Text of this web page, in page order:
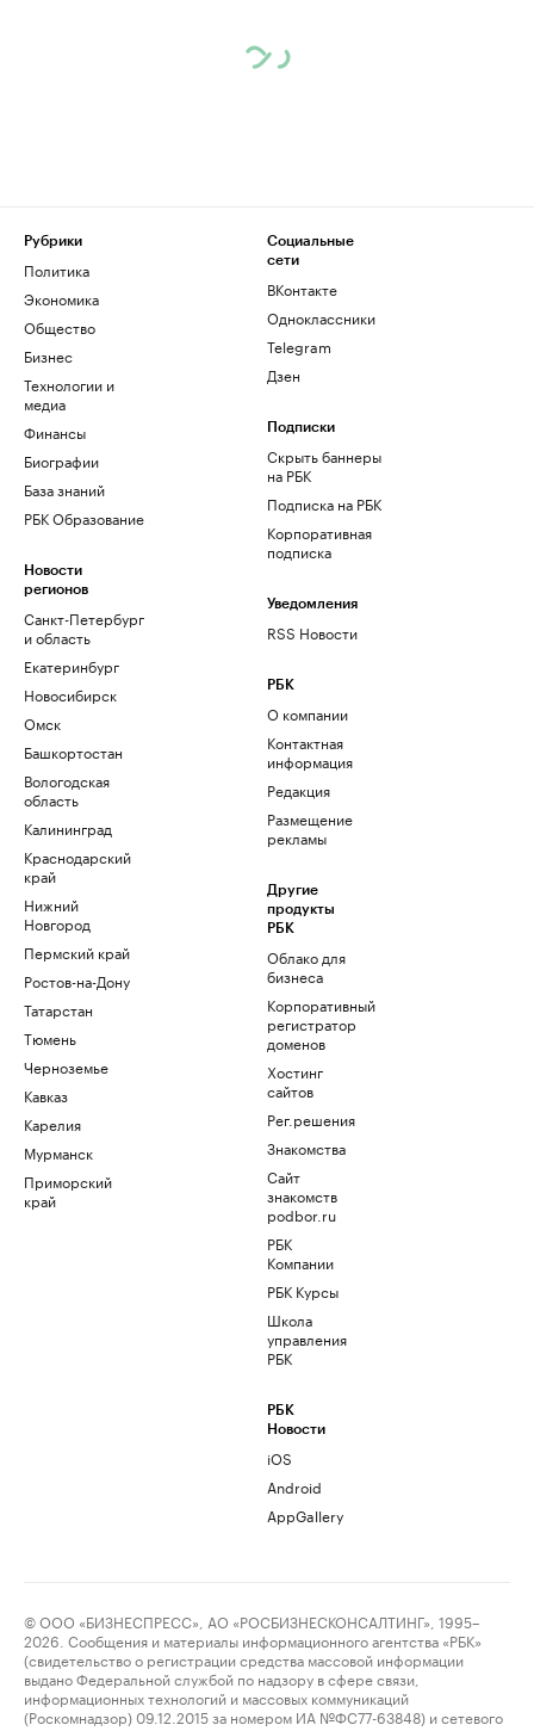
Рубрики
Политика
Экономика
Общество
Бизнес
Технологии и
медиа
Финансы
Биографии
База знаний
РБК Образование
Новости
регионов
Санкт-Петербург
и область
Екатеринбург
Новосибирск
Омск
Башкортостан
Вологодская
область
Калининград
Краснодарский
край
Нижний
Новгород
Пермский край
Ростов-на-Дону
Татарстан
Тюмень
Черноземье
Кавказ
Карелия
Мурманск
Приморский
край
Социальные
сети
ВКонтакте
Одноклассники
Telegram
Дзен
Подписки
Скрыть баннеры
на РБК
Подписка на РБК
Корпоративная
подписка
Уведомления
RSS Новости
РБК
О компании
Контактная
информация
Редакция
Размещение
рекламы
Другие
продукты
РБК
Облако для
бизнеса
Корпоративный
регистратор
доменов
Хостинг
сайтов
Рег.решения
Знакомства
Сайт
знакомств
podbor.ru
РБК
Компании
РБК Курсы
Школа
управления
РБК
РБК
Новости
iOS
Android
AppGallery
© ООО «БИЗНЕСПРЕСС», АО «РОСБИЗНЕСКОНСАЛТИНГ», 1995–
2026. Сообщения и материалы информационного агентства «РБК»
(свидетельство о регистрации средства массовой информации
выдано Федеральной службой по надзору в сфере связи,
информационных технологий и массовых коммуникаций
(Роскомнадзор) 09.12.2015 за номером ИА №ФС77-63848) и сетевого